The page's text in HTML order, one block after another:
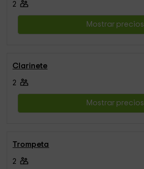
2
Mostrar precios
Clarinete
2
Mostrar precios
Trompeta
2